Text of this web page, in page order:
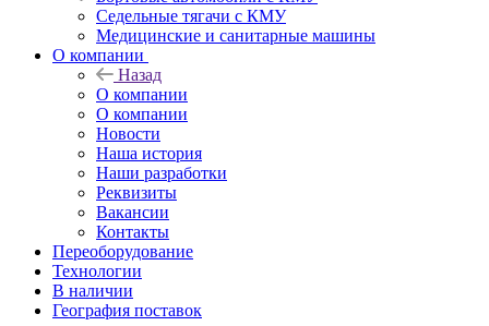
Седельные тягачи с КМУ
Медицинские и санитарные машины
О компании
Назад
О компании
О компании
Новости
Наша история
Наши разработки
Реквизиты
Вакансии
Контакты
Переоборудование
Технологии
В наличии
География поставок